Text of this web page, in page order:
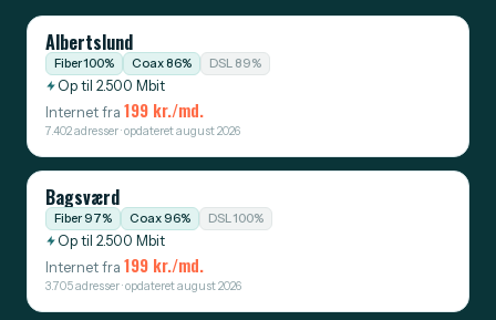
Albertslund
Fiber 100% Coax 86% DSL 89%
Op til 2.500 Mbit
Internet fra 199 kr./md.
7.402 adresser · opdateret august 2026
Bagsværd
Fiber 97% Coax 96% DSL 100%
Op til 2.500 Mbit
Internet fra 199 kr./md.
3.705 adresser · opdateret august 2026